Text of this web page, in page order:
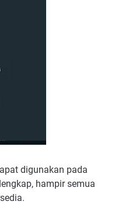
digunakan pada
hampir semua